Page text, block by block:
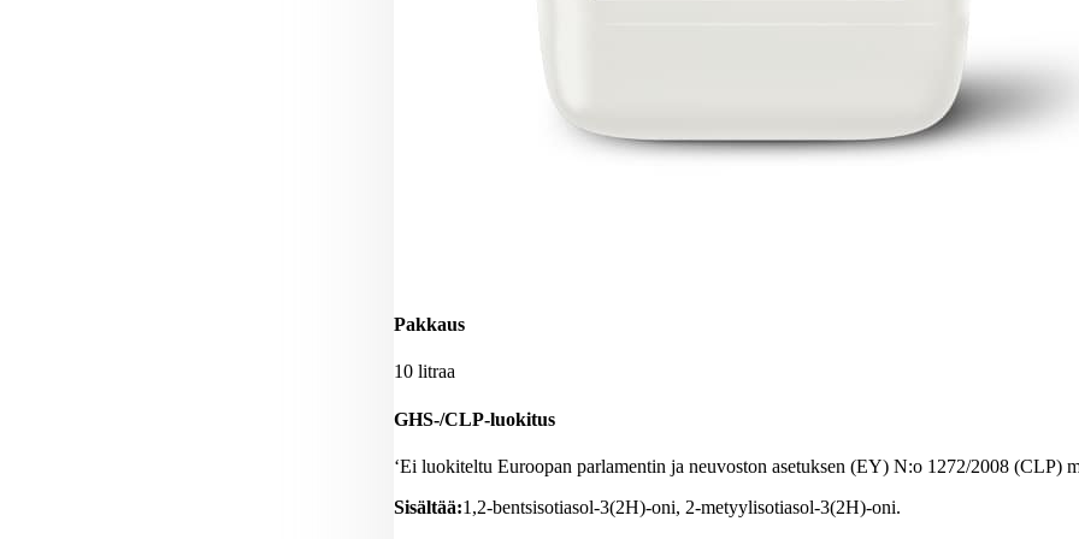
Pakkaus
10 litraa
GHS-/CLP-luokitus
‘Ei luokiteltu Euroopan parlamentin ja neuvoston asetuksen (EY) N:o 1272/2008 (CLP)
Sisältää:1,2-bentsisotiasol-3(2H)-oni, 2-metyylisotiasol-3(2H)-oni.